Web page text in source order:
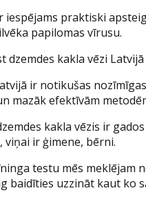
iespējams praktiski
papilomas vīrusu.
dzemdes kakla vēzi
ir notikušas
mazāk efektīvām
kakla vēzis ir
ir ģimene, bērni.
testu mēs meklējam
baidīties uzzināt kaut ko